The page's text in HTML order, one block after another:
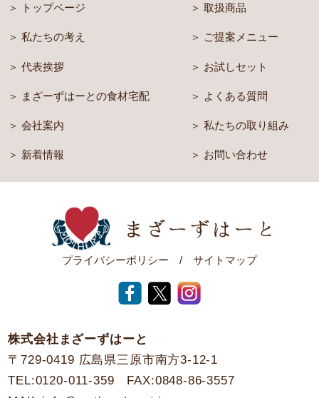
トップページ
私たちの考え
代表挨拶
まざーずはーとの食材宅配
取扱商品
ご提案メニュー
お試しセット
よくある質問
会社案内 私たちの取り組み
新着情報 お問い合わせ
プライバシーポリシー サイトマップ
株式会社まざーずはーと
〒729-0419 広島県三原市南方3-12-1
TEL:0120-011-359 FAX:0848-86-3557